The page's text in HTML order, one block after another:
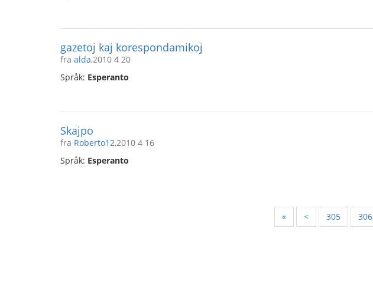
gazetoj kaj korespondamikoj
fra alda,2010 4 20
Språk: Esperanto
Skajpo
fra Roberto12,2010 4 16
Språk: Esperanto
« < 305 306